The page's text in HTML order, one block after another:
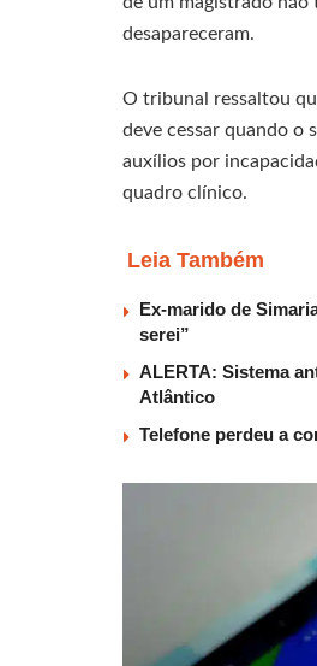
desapareceram.
O tribunal ressaltou
deve cessar quando o
auxílios por
quadro clínico.
Leia Também
Ex-marido de
serei”
ALERTA: Sistema
Atlântico
Telefone perdeu a